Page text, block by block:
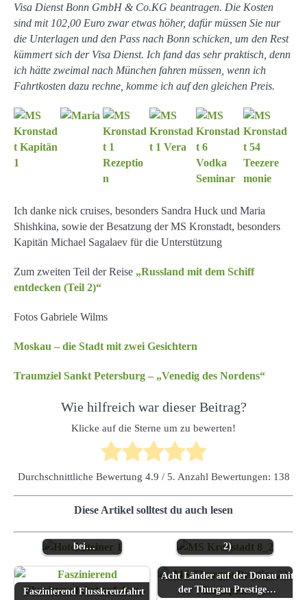
Visa Dienst Bonn GmbH & Co.KG beantragen. Die Kosten
sind mit 102,00 Euro zwar etwas höher, dafür müssen Sie nur
die Unterlagen und den Pass nach Bonn schicken, um den Rest
kümmert sich der Visa Dienst. Ich fand das sehr praktisch, denn
ich hätte zweimal nach München fahren müssen, wenn ich
Fahrtkosten dazu rechne, komme ich auf den gleichen Preis.
Ich danke nick cruises, besonders Sandra Huck und Maria
Shishkina, sowie der Besatzung der MS Kronstadt, besonders
Kapitän Michael Sagalaev für die Unterstützung
Zum zweiten Teil der Reise „Russland mit dem Schiff
entdecken (Teil 2)“
Fotos Gabriele Wilms
Moskau – die Stadt mit zwei Gesichtern
Traumziel Sankt Petersburg – „Venedig des Nordens“
Wie hilfreich war dieser Beitrag?
Klicke auf die Sterne um zu bewerten!
Durchschnittliche Bewertung 4.9 / 5. Anzahl Bewertungen: 138
Diese Artikel solltest du auch lesen
Herbstlichen
vom Hotel Steiner
bei…
Schiff entdecken (Teil
2)
Faszinierend Flusskreuzfahrt
Acht Länder auf der Donau mit
der Thurgau Prestige…